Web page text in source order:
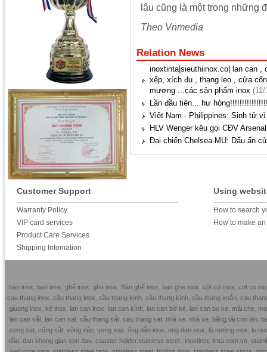
lâu cũng là một trong những
Theo Vnmedia
Relation News
inoxtinta|sieuthiinox.co| lan can
xếp, xích đu , thang leo , cửa
mương ...các sản phẩm inox (11/
Lần đầu tiên... hư
Việt Nam - Philippines: Sinh tử
HLV Wenger kêu gọi CĐV
Đại chiến Chelsea-MU: Dấu ấn
Customer Support
Warranty Policy
VIP card services
Product Care Services
Shipping Infomation
Using
How to search
How to make
bàn inox ban inox ghế inox ghe inox Bàn ghế inox ban ghe inox cột cờ inox cot co
cau thang inox cầu thang inox cầu thang kính cầu thang kính cầu thang xoắn cau
giuong inox
kệ inox lan can inox lan can kính, lan can bờ kè, lan can bo ke, mái che,
lan can sắt, lan can sat, cầu thang sắt, cau thang sat, nhà xe, nhà xe, băng tải con lăn,
cong sat, cổng sắt, võng xếp, vong xep, ống dẫn inox ong dan inox, lò nướng inox
lo
dầu, dan khong gian son dau, coaster holder,stainless steel, inoxtinta tinta.com.vn,